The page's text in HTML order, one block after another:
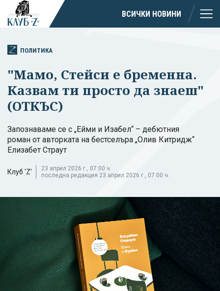
ВСИЧКИ НОВИНИ
ПОЛИТИКА
"Мамо, Стейси е бременна.
Казвам ти просто да знаеш"
(ОТКЪС)
Запознаваме се с „Ейми и Изабел“ – дебютния
роман от авторката на бестселъра „Олив Китридж“
Елизабет Страут
Клуб 'Z'
23 април 2026 г., 07:00 ч.
последна редакция 23 април 2026 г., 07:00 ч.